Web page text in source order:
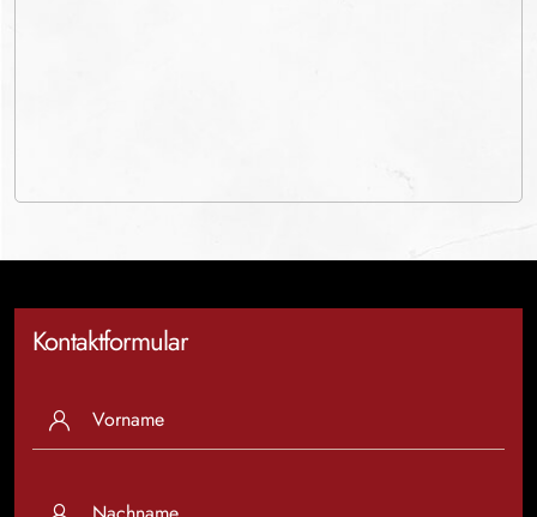
Kontaktformular